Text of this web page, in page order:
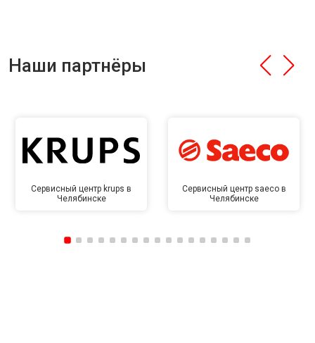
Наши партнёры
Сервисный центр krups в
Челябинске
Сервисный центр saeco в
Челябинске